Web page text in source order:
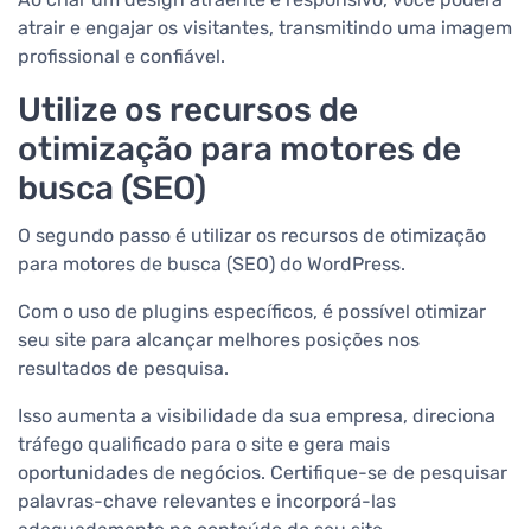
atrair e engajar os visitantes, transmitindo uma imagem
profissional e confiável.
Utilize os recursos de
otimização para motores de
busca (SEO)
O segundo passo é utilizar os recursos de otimização
para motores de busca (SEO) do WordPress.
Com o uso de plugins específicos, é possível otimizar
seu site para alcançar melhores posições nos
resultados de pesquisa.
Isso aumenta a visibilidade da sua empresa, direciona
tráfego qualificado para o site e gera mais
oportunidades de negócios. Certifique-se de pesquisar
palavras-chave relevantes e incorporá-las